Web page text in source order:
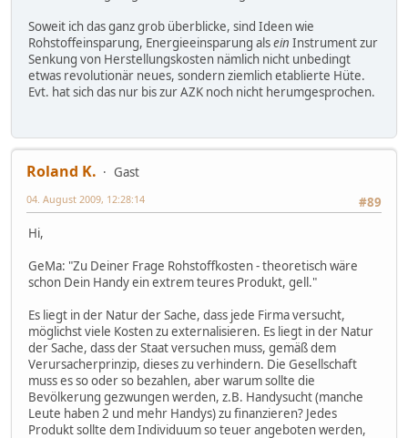
Soweit ich das ganz grob überblicke, sind Ideen wie
Rohstoffeinsparung, Energieeinsparung alsein Instrument zur
Senkung von Herstellungskosten nämlich nicht unbedingt
etwas revolutionär neues, sondern ziemlich etablierte Hüte.
Evt. hat sich das nur bis zur AZK noch nicht herumgesprochen.
Roland K.
Gast
#89
04. August 2009, 12:28:14
Hi,
GeMa: "Zu Deiner Frage Rohstoffkosten - theoretisch wäre
schon Dein Handy ein extrem teures Produkt, gell."
Es liegt in der Natur der Sache, dass jede Firma versucht,
möglichst viele Kosten zu externalisieren. Es liegt in der Natur
der Sache, dass der Staat versuchen muss, gemäß dem
Verursacherprinzip, dieses zu verhindern. Die Gesellschaft
muss es so oder so bezahlen, aber warum sollte die
Bevölkerung gezwungen werden, z.B. Handysucht (manche
Leute haben 2 und mehr Handys) zu finanzieren? Jedes
Produkt sollte dem Individuum so teuer angeboten werden,